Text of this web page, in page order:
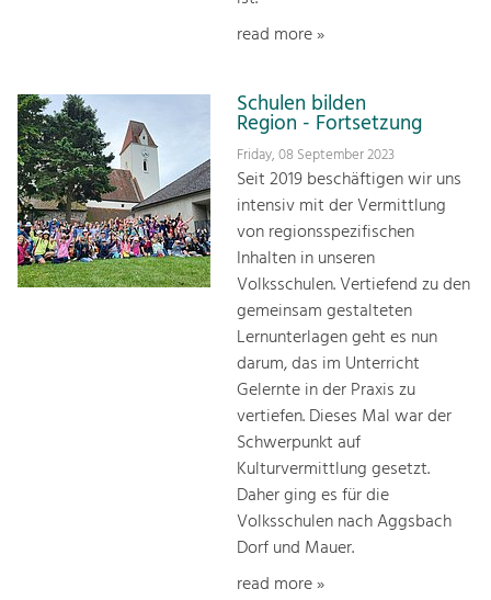
read more »
Schulen bilden
Region - Fortsetzung
Friday, 08 September 2023
Seit 2019 beschäftigen wir uns
intensiv mit der Vermittlung
von regionsspezifischen
Inhalten in unseren
Volksschulen. Vertiefend zu den
gemeinsam gestalteten
Lernunterlagen geht es nun
darum, das im Unterricht
Gelernte in der Praxis zu
vertiefen. Dieses Mal war der
Schwerpunkt auf
Kulturvermittlung gesetzt.
Daher ging es für die
Volksschulen nach Aggsbach
Dorf und Mauer.
read more »